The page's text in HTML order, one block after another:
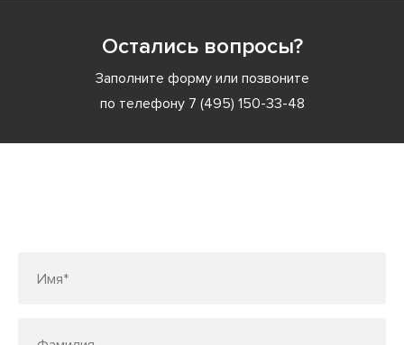
Остались вопросы?
Заполните форму или позвоните
по телефону 7 (495) 150-33-48
Имя*